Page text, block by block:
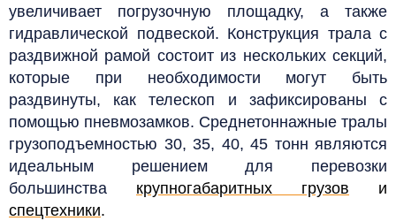
увеличивает погрузочную площадку, а также
гидравлической подвеской. Конструкция трала с
раздвижной рамой состоит из нескольких секций,
которые при необходимости могут быть
раздвинуты, как телескоп и зафиксированы с
помощью пневмозамков. Среднетоннажные тралы
грузоподъемностью 30, 35, 40, 45 тонн являются
идеальным решением для перевозки
большинства крупногабаритных грузов
и
спецтехники.